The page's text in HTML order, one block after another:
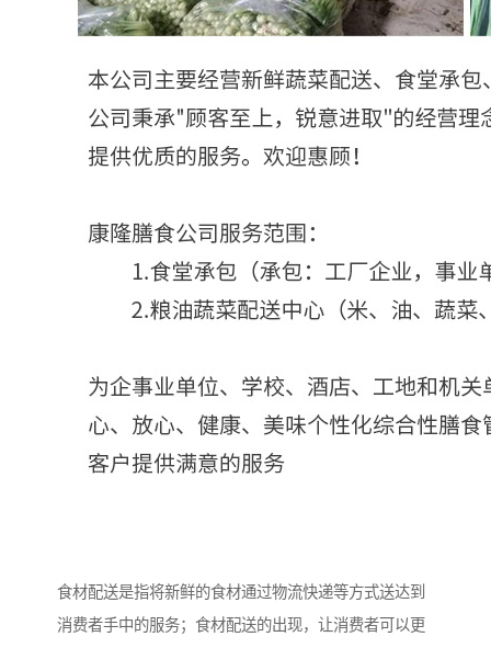
食材配送是指将新鲜的食材通过物流快递等方式送达到
消费者手中的服务；食材配送的出现，让消费者可以更